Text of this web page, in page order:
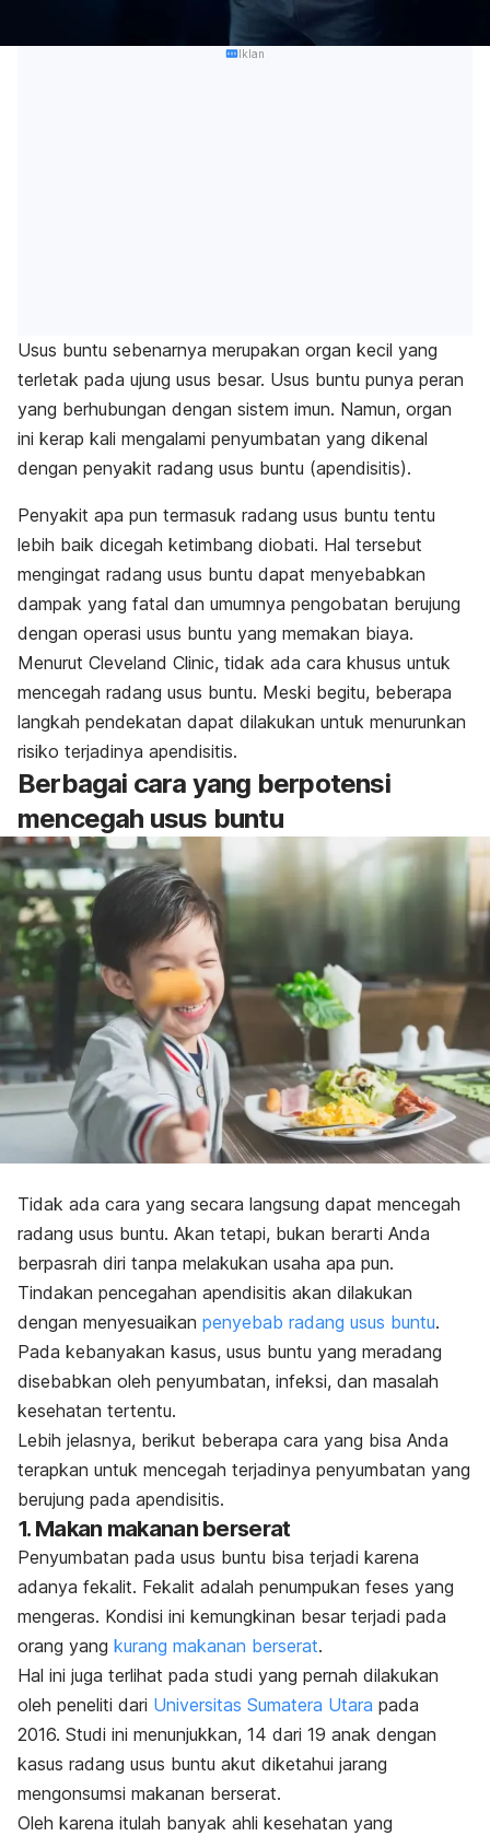
Iklan
Usus buntu sebenarnya merupakan organ kecil yang
terletak pada ujung usus besar. Usus buntu punya peran
yang berhubungan dengan sistem imun. Namun, organ
ini kerap kali mengalami penyumbatan yang dikenal
dengan penyakit radang usus buntu (apendisitis).
Penyakit apa pun termasuk radang usus buntu tentu
lebih baik dicegah ketimbang diobati. Hal tersebut
mengingat radang usus buntu dapat menyebabkan
dampak yang fatal dan umumnya pengobatan berujung
dengan operasi usus buntu yang memakan biaya.
Menurut Cleveland Clinic, tidak ada cara khusus untuk
mencegah radang usus buntu. Meski begitu, beberapa
langkah pendekatan dapat dilakukan untuk menurunkan
risiko terjadinya apendisitis.
Berbagai cara yang berpotensi
mencegah usus buntu
Tidak ada cara yang secara langsung dapat mencegah
radang usus buntu. Akan tetapi, bukan berarti Anda
berpasrah diri tanpa melakukan usaha apa pun.
Tindakan pencegahan apendisitis akan dilakukan
dengan menyesuaikan penyebab radang usus buntu.
Pada kebanyakan kasus, usus buntu yang meradang
disebabkan oleh penyumbatan, infeksi, dan masalah
kesehatan tertentu.
Lebih jelasnya, berikut beberapa cara yang bisa Anda
terapkan untuk mencegah terjadinya penyumbatan yang
berujung pada apendisitis.
1. Makan makanan berserat
Penyumbatan pada usus buntu bisa terjadi karena
adanya fekalit. Fekalit adalah penumpukan feses yang
mengeras. Kondisi ini kemungkinan besar terjadi pada
orang yang kurang makanan berserat.
Hal ini juga terlihat pada studi yang pernah dilakukan
oleh peneliti dari Universitas Sumatera Utara pada
2016. Studi ini menunjukkan, 14 dari 19 anak dengan
kasus radang usus buntu akut diketahui jarang
mengonsumsi makanan berserat.
Oleh karena itulah banyak ahli kesehatan yang